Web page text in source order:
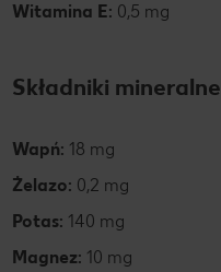
Witamina E: 0,5 mg
Składniki mineralne
Wapń: 18 mg
Żelazo: 0,2 mg
Potas: 140 mg
Magnez: 10 mg